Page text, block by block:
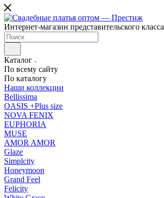
Интернет-магазин представительского класса
Каталог
По всему сайту
По каталогу
Наши коллекции
Bellissima
OASIS +Plus size
NOVA FENIX
EUPHORIA
MUSE
AMOR AMOR
Glaze
Simplcity
Honeymoon
Grand Feel
Felicity